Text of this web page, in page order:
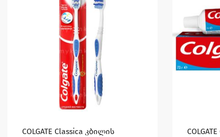
COLGATE Classica კბილის